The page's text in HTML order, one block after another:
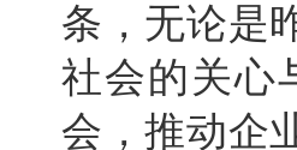
条，无论是
社会的关心
会，推动企